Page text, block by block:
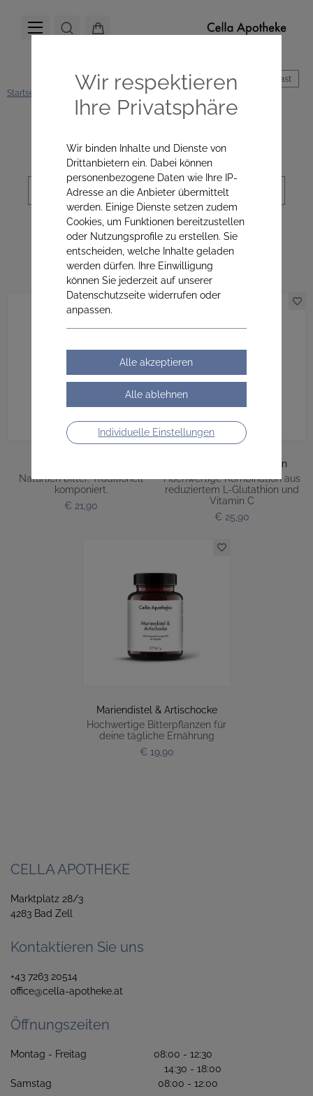
Hoher Kontrast
Startseite Darm & Verdauung
Sortierung
Leber & Detox
Natürlich bitter. Traditionell
komponiert.
€ 21,90
Red. Glutathion Kapseln
Hochwertige Kombination aus
reduziertem L-Glutathion und
Vitamin C
€ 25,90
Mariendistel & Artischocke
Hochwertige Bitterpflanzen für
deine tägliche Ernährung
€ 19,90
Wir respektieren
Ihre Privatsphäre
Wir binden Inhalte und Dienste von
Drittanbietern ein. Dabei können
personenbezogene Daten wie Ihre IP-
Adresse an die Anbieter übermittelt
werden. Einige Dienste setzen zudem
Cookies, um Funktionen bereitzustellen
oder Nutzungsprofile zu erstellen. Sie
entscheiden, welche Inhalte geladen
werden dürfen. Ihre Einwilligung
können Sie jederzeit auf unserer
Datenschutzseite widerrufen oder
anpassen.
Individuelle Einstellungen
CELLA APOTHEKE
Marktplatz 28/3
4283 Bad Zell
Kontaktieren Sie uns
+43 7263 20514
office@cella-apotheke.at
Öffnungszeiten
Montag - Freitag 08:00 - 12:30
14:30 - 18:00
Samstag 08:00 - 12:00